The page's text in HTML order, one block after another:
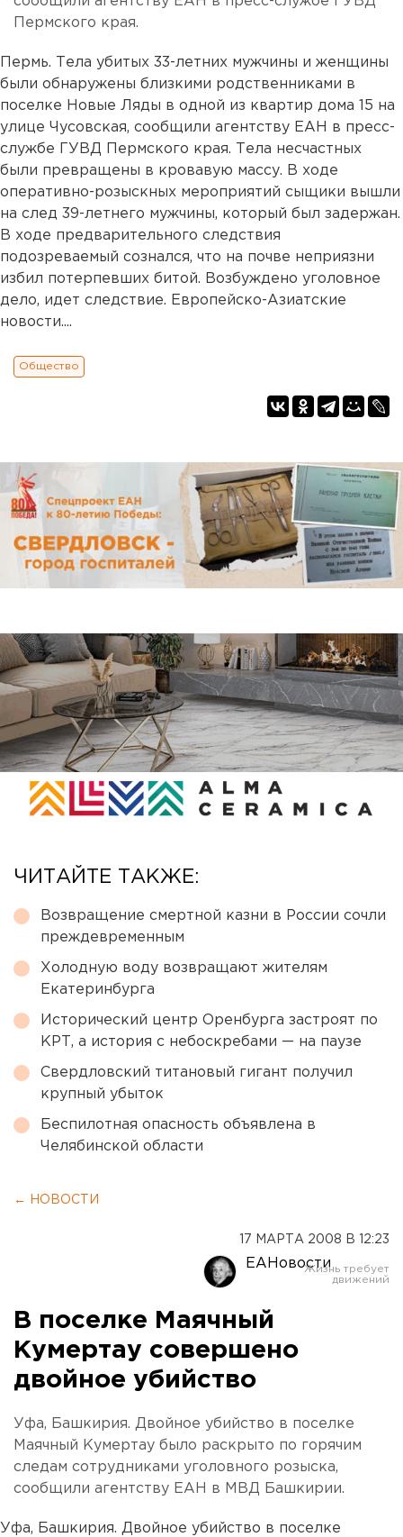
Пермского края.
Пермь. Тела убитых 33-летних мужчины и женщины
были обнаружены близкими родственниками в
поселке Новые Ляды в одной из квартир дома 15 на
улице Чусовская, сообщили агентству ЕАН в пресс-
службе ГУВД Пермского края. Тела несчастных
были превращены в кровавую массу. В ходе
оперативно-розыскных мероприятий сыщики вышли
на след 39-летнего мужчины, который был задержан.
В ходе предварительного следствия
подозреваемый сознался, что на почве неприязни
избил потерпевших битой. Возбуждено уголовное
дело, идет следствие. Европейско-Азиатские
новости....
Общество
ЧИТАЙТЕ ТАКЖЕ:
Возвращение смертной казни в России сочли
преждевременным
Холодную воду возвращают жителям
Екатеринбурга
Исторический центр Оренбурга застроят по
КРТ, а история с небоскребами — на паузе
Свердловский титановый гигант получил
крупный убыток
Беспилотная опасность объявлена в
Челябинской области
← НОВОСТИ
17 МАРТА 2008 В 12:23
ЕАНовости
В поселке Маячный
Кумертау совершено
двойное убийство
Уфа, Башкирия. Двойное убийство в поселке
Маячный Кумертау было раскрыто по горячим
следам сотрудниками уголовного розыска,
сообщили агентству ЕАН в МВД Башкирии.
Уфа, Башкирия. Двойное убийство в поселке